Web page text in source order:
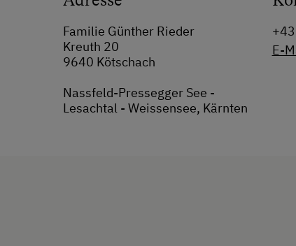
Familie Günther Rieder
Kreuth 20
9640 Kötschach
Nassfeld-Pressegger See -
Lesachtal - Weissensee, Kärnten
E-